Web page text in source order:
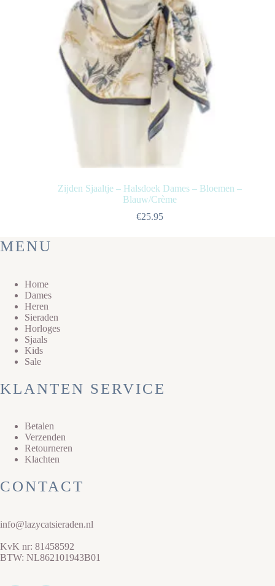
Zijden Sjaaltje – Halsdoek Dames – Bloemen –
Blauw/Crème
€25.95
MENU
Home
Dames
Heren
Sieraden
Horloges
Sjaals
Kids
Sale
KLANTEN SERVICE
Betalen
Verzenden
Retourneren
Klachten
CONTACT
info@lazycatsieraden.nl
KvK nr: 81458592
BTW: NL862101943B01